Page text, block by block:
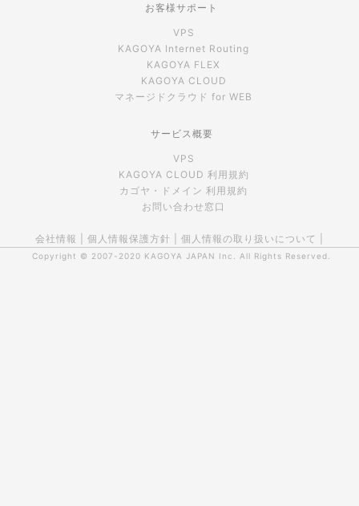
お客様サポート
VPS
KAGOYA Internet Routing
KAGOYA FLEX
KAGOYA CLOUD
マネージドクラウド for WEB
サービス概要
VPS
KAGOYA CLOUD 利用規約
カゴヤ・ドメイン 利用規約
お問い合わせ窓口
会社情報 個人情報保護方針 個人情報の取り扱いについて
Copyright © 2007-2020 KAGOYA JAPAN Inc. All Rights Reserved.